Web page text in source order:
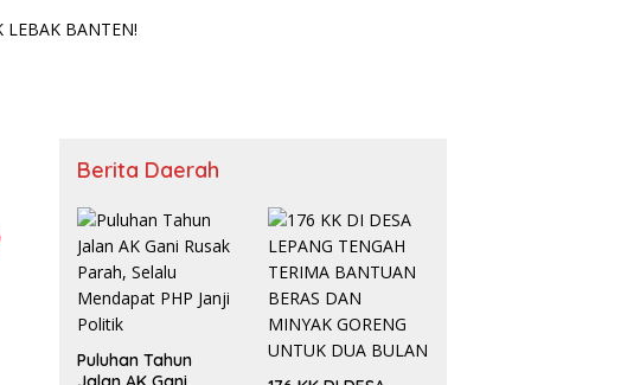
LEBAK BANTEN!
Berita Daerah
Puluhan Tahun